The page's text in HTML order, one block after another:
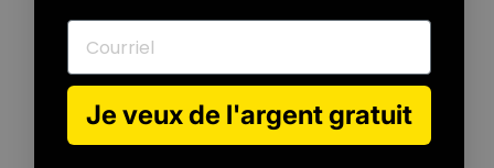
Courriel
Je veux de l'argent gratuit